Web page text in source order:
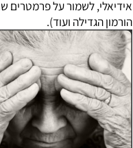
את תהליכי הזקנה (אנטי-
לשמור על פרמטרים שונים
ועוד).